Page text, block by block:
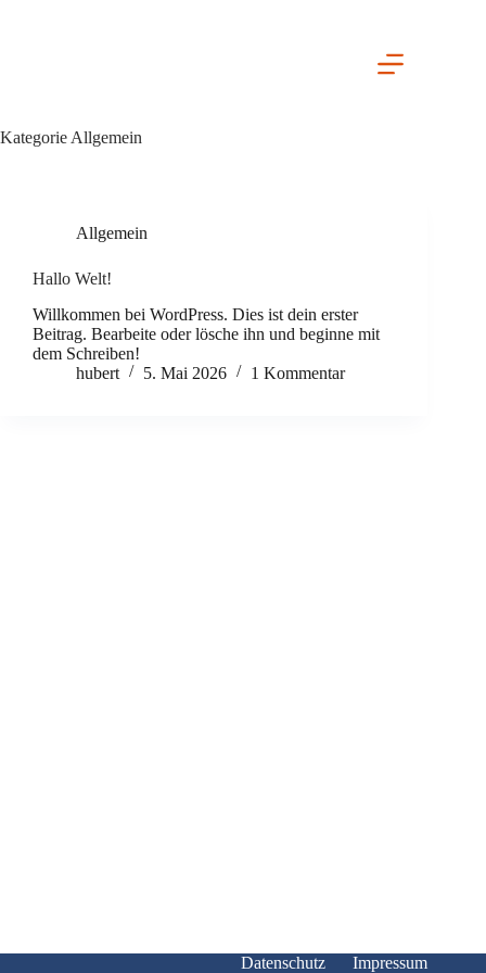
Kategorie Allgemein
Allgemein
Hallo Welt!
Willkommen bei WordPress. Dies ist dein erster
Beitrag. Bearbeite oder lösche ihn und beginne mit
dem Schreiben!
hubert
5. Mai 2026 1 Kommentar
Datenschutz Impressum